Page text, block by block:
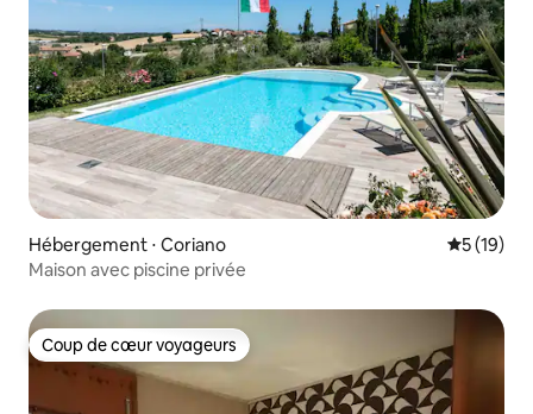
Hébergement ⋅ Coriano
5 (19)
Maison avec piscine privée
Coup de cœur voyageurs
Coup de cœur voyageurs